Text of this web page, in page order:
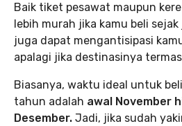
Baik tiket pesawat maupun
lebih murah jika kamu beli
juga dapat mengantisipasi
apalagi jika destinasinya
Biasanya, waktu ideal untuk
tahun adalah awal November
Desember. Jadi, jika sudah